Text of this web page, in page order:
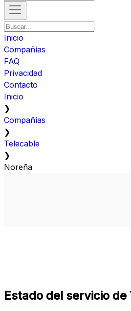
Inicio
Compañías
FAQ
Privacidad
Contacto
Inicio
❯
Compañías
❯
Telecable
❯
Noreña
Estado del servicio